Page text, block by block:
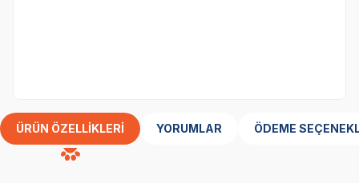
ÜRÜN ÖZELLIKLERI YORUMLAR ÖDEME